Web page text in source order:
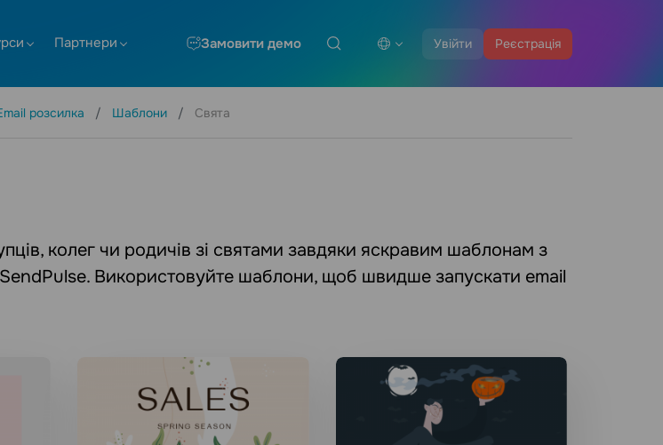
Увійти Реєстрація
Партнери Замовити демо
розсилка Шаблони Свята
колег чи родичів зі святами завдяки яскравим шаблонам з
SendPulse. Використовуйте шаблони, щоб швидше запускати email